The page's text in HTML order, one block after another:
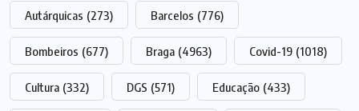
Autárquicas (273) Barcelos (776)
Bombeiros (677) Braga (4963) Covid-19 (1018)
Cultura (332) DGS (571) Educação (433)